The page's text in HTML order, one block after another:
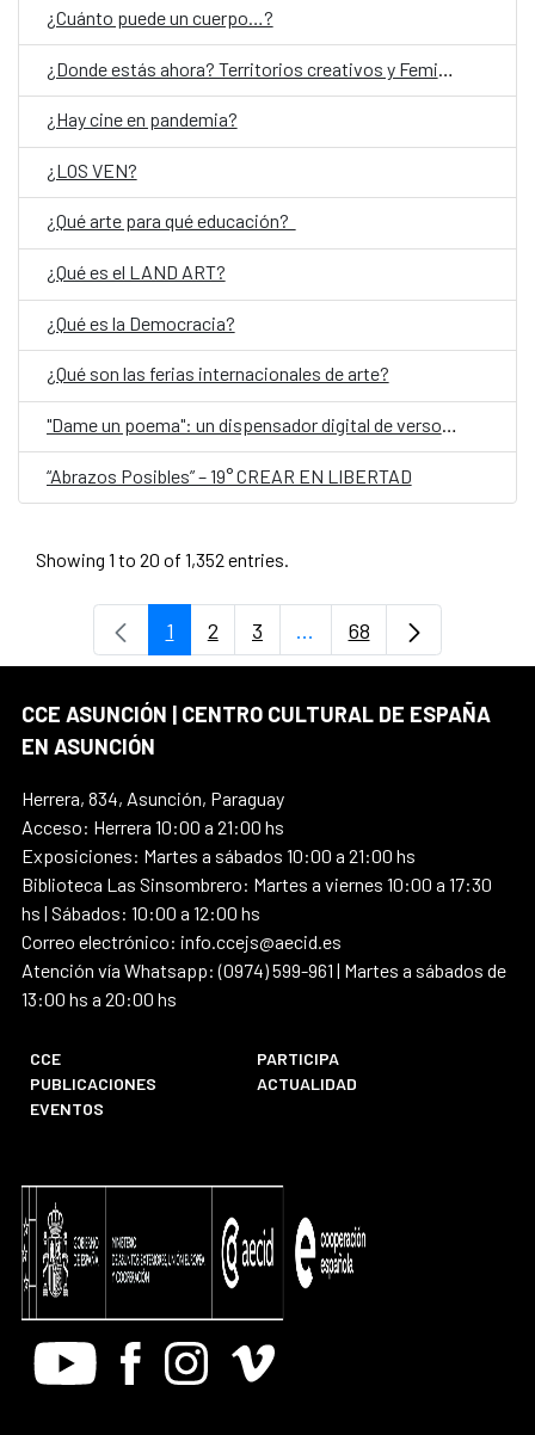
¿Cuánto puede un cuerpo…?
¿Hay cine en pandemia?
¿LOS VEN?
¿Qué arte para qué educación?
¿Qué es el LAND ART?
¿Qué es la Democracia?
¿Qué son las ferias internacionales de arte?
"Dame un poema": un dispensador digital de versos, en el Día Mundial de la Poesía
“Abrazos Posibles” – 19° CREAR EN LIBERTAD
Showing 1 to 20 of 1,352 entries.
Page
1 Page
2 Page
3 ...Intermediate Pages Use
Page
68
CCE ASUNCIÓN | CENTRO CULTURAL DE ESPAÑA
EN ASUNCIÓN
Herrera, 834, Asunción, Paraguay
Acceso: Herrera 10:00 a 21:00 hs
Exposiciones: Martes a sábados 10:00 a 21:00 hs
Biblioteca Las Sinsombrero: Martes a viernes 10:00 a 17:30
hs | Sábados: 10:00 a 12:00 hs
Correo electrónico: info.ccejs@aecid.es
Atención vía Whatsapp: (0974) 599-961 | Martes a sábados de
13:00 hs a 20:00 hs
CCE
PARTICIPA
PUBLICACIONES
ACTUALIDAD
EVENTOS
Youtube FacebookInstagram
Vimeo